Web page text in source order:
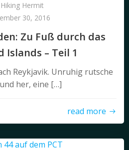
Hiking Hermit
30, 2016
Zu Fuß durch das
Islands – Teil 1
Reykjavik. Unruhig rutsche
her, eine […]
read more